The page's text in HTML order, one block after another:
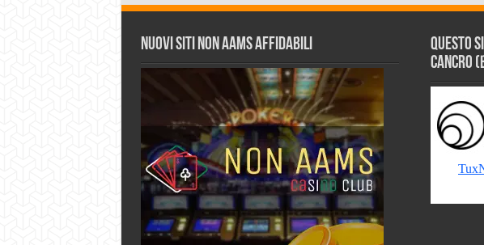
Nuovi siti non AAMS affidabili
Questo
Cancro